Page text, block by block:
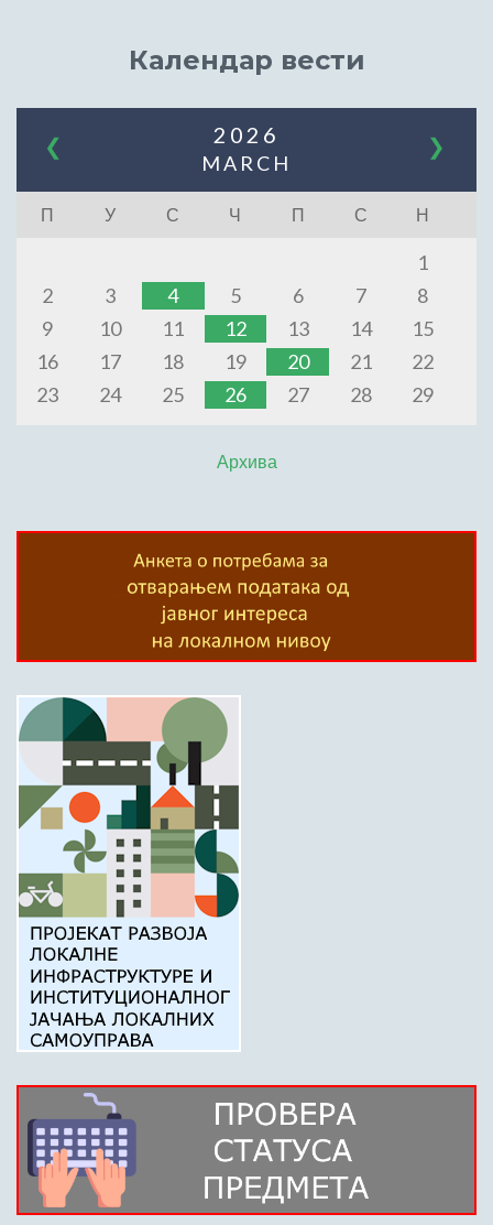
Календар вести
❮ ❯
2026
MARCH
П У С Ч П С Н
1
2
3 4 5 6 7
8
9
10 11 12 13 14
15
16
17 18 19 20 21
22
23
24 25 26 27 28 29
Архива